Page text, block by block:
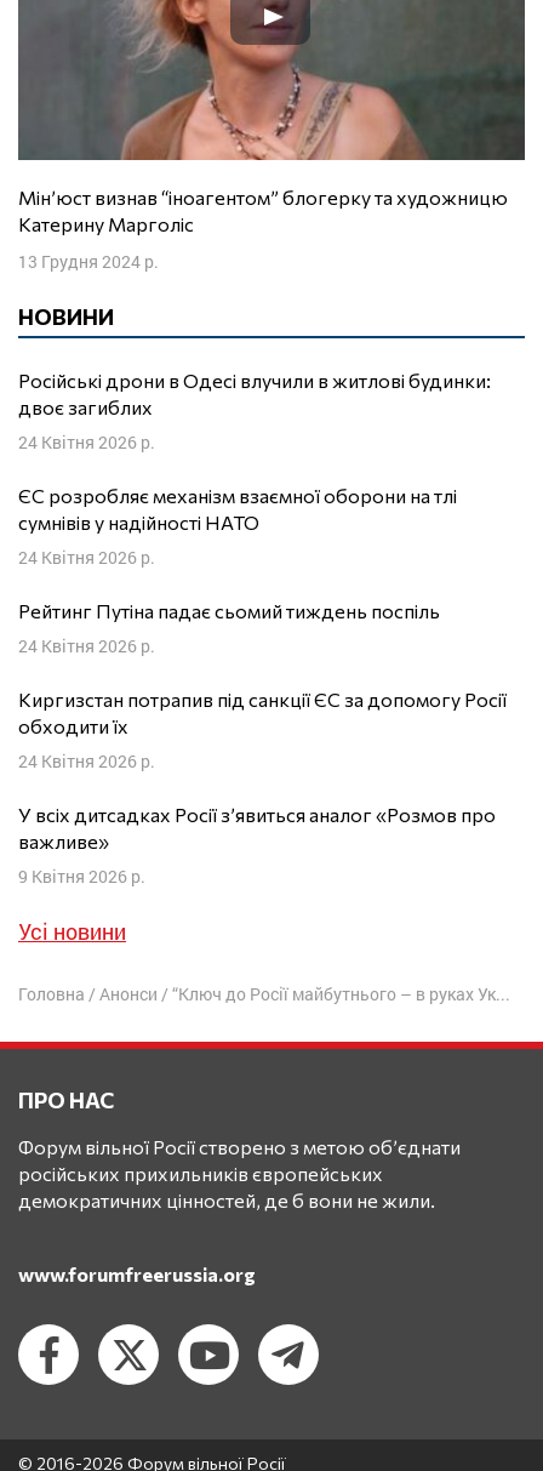
Мін’юст визнав “іноагентом” блогерку та художницю
Катерину Марголіс
13 Грудня 2024 р.
НОВИНИ
Російські дрони в Одесі влучили в житлові будинки:
двоє загиблих
24 Квітня 2026 р.
ЄС розробляє механізм взаємної оборони на тлі
сумнівів у надійності НАТО
24 Квітня 2026 р.
Рейтинг Путіна падає сьомий тиждень поспіль
24 Квітня 2026 р.
Киргизстан потрапив під санкції ЄС за допомогу Росії
обходити їх
24 Квітня 2026 р.
У всіх дитсадках Росії з’явиться аналог «Розмов про
важливе»
9 Квітня 2026 р.
Усі новини
Головна / Анонси / “Ключ до Росії майбутнього – в руках України”
ПРО НАС
Форум вільної Росії створено з метою об’єднати
російських прихильників європейських
демократичних цінностей, де б вони не жили.
www.forumfreerussia.org
© 2016-2026 Форум вільної Росії